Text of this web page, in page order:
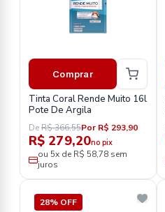
Comprar
Tinta Coral Rende Muito 16l
Pote De Argila
DeR$ 366,55Por R$ 293,90
R$ 279,20no pix
ou 5x de R$ 58,78 sem
juros
28% OFF